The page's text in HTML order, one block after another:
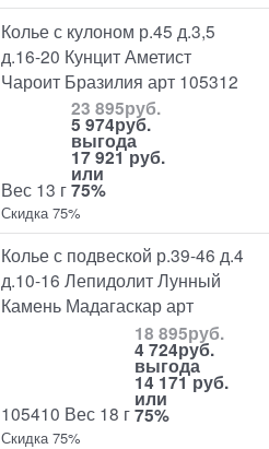
Колье с кулоном р.45 д.3,5
д.16-20 Кунцит Аметист
Чароит Бразилия арт 105312
Вес 13 г
23 895руб.
5 974руб.
выгода
17 921 руб.
или
75%
Скидка 75%
Колье с подвеской р.39-46 д.4
д.10-16 Лепидолит Лунный
Камень Мадагаскар арт
105410 Вес 18 г
18 895руб.
4 724руб.
выгода
14 171 руб.
или
75%
Скидка 75%